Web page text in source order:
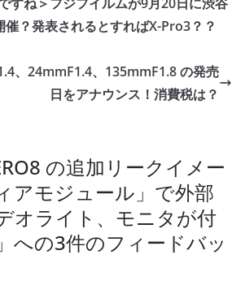
催？発表されるとすればX-Pro3？？
、24mmF1.4、135mmF1.8 の発売
日をアナウンス！消費税は？
の追加リークイメー
アモジュール」で外部
オライト、モニタが付
」への3件のフィードバッ